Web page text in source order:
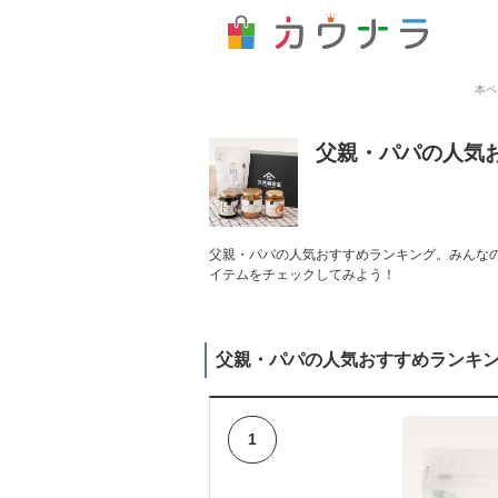
本
父親・パパの人気
父親・パパの人気おすすめランキング。みん
イテムをチェックしてみよう！
父親・パパの人気おすすめランキ
1